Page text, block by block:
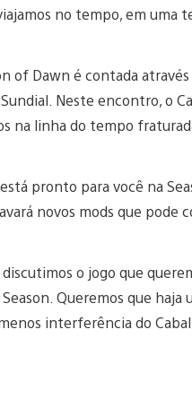
no tempo, em uma
of Dawn é contada
Neste encontro, o
na linha do tempo
pronto para você na
novos mods que pode
o jogo que
Queremos que
interferência do